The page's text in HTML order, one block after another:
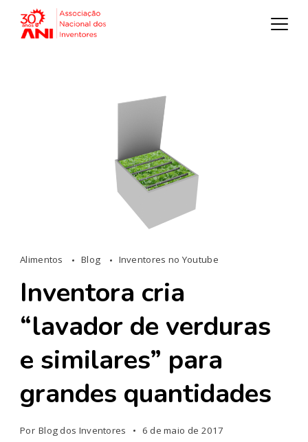
Alimentos Blog Inventores no Youtube
Inventora cria
“lavador de verduras
e similares” para
grandes quantidades
Por Blog dos Inventores 6 de maio de 2017